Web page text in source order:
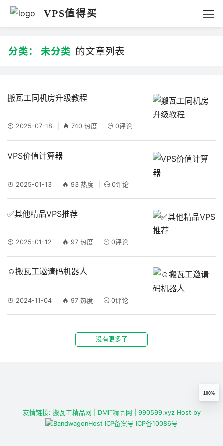
VPS值得买
分类： 未分类 的文章列表
搬瓦工同机房升级教程
2025-07-18 740 热度 0评论
VPS价值计算器
2025-01-13 93 热度 0评论
✅其他精品VPS推荐
2025-01-12 97 热度 0评论
☺️搬瓦工邀请码机器人
2024-11-04 97 热度 0评论
没有更多了
100%
友情链接: 搬瓦工精品网 | DMIT精品网 | 990599.xyzHost by
ICP备案号 ICP备10086号